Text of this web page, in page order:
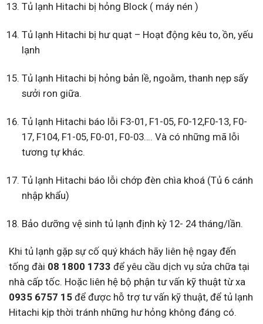
Tủ lạnh Hitachi bị hỏng Block ( máy nén )
Tủ lạnh Hitachi bị hư quạt – Hoạt động kêu to, ồn, yếu
lạnh
Tủ lạnh Hitachi bị hỏng bản lề, ngoằm, thanh nẹp sấy
sưởi ron giữa.
Tủ lạnh Hitachi báo lỗi F3-01, F1-05, F0-12,F0-13, F0-
17, F104, F1-05, F0-01, F0-03…. Và có những mã lỗi
tương tự khác.
Tủ lạnh Hitachi báo lỗi chớp đèn chìa khoá (Tủ 6 cánh
nhập khẩu)
Bảo dưỡng vệ sinh tủ lạnh định kỳ 12- 24 tháng/lần.
Khi tủ lạnh gặp sự cố quý khách hãy liên hệ ngay đến
tống đài 08 1800 1733 để yêu cầu dịch vụ sửa chữa tại
nhà cấp tốc. Hoặc liên hệ bộ phận tư vấn kỹ thuật từ xa
0935 6757 15 để được hỗ trợ tư vấn kỹ thuật, để tủ lạnh
Hitachi kịp thời tránh những hư hỏng không đáng có.